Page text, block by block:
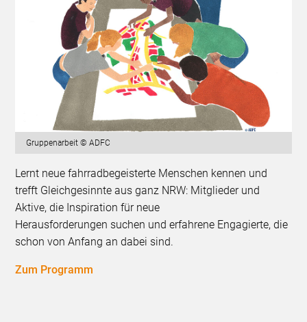
Gruppenarbeit © ADFC
Lernt neue fahrradbegeisterte Menschen kennen und
trefft Gleichgesinnte aus ganz NRW: Mitglieder und
Aktive, die Inspiration für neue
Herausforderungen suchen und erfahrene Engagierte, die
schon von Anfang an dabei sind.
Zum Programm